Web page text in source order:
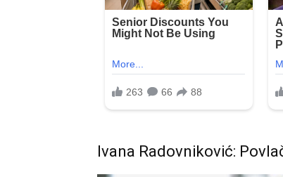
Ivana Radovniković: